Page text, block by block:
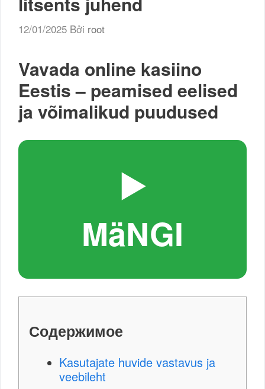
12/01/2025 Bởi root
Vavada online kasiino
Eestis – peamised eelised
ja võimalikud puudused
▶️
MäNGI
Содержимое
Kasutajate huvide vastavus ja
veebileht